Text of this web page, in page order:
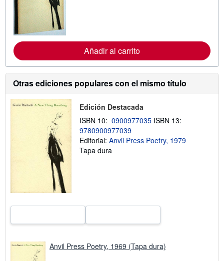
i
ó
n
s
l
v
Añadir al carrito
Otras ediciones populares con el mismo título
Edición Destacada
ISBN 10: 0900977035 ISBN 13:
9780900977039
Editorial: Anvil Press Poetry, 1979
Tapa dura
Anvil Press Poetry, 1969 (Tapa dura)